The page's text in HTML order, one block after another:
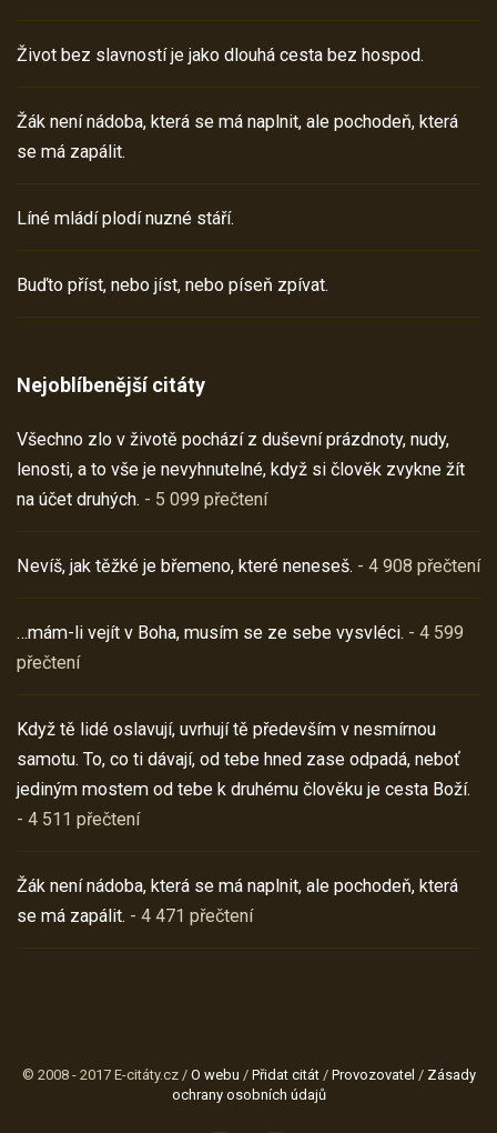
Život bez slavností je jako dlouhá cesta bez hospod.
Žák není nádoba, která se má naplnit, ale pochodeň, která
se má zapálit.
Líné mládí plodí nuzné stáří.
Buďto příst, nebo jíst, nebo píseň zpívat.
Nejoblíbenější citáty
Všechno zlo v životě pochází z duševní prázdnoty, nudy,
lenosti, a to vše je nevyhnutelné, když si člověk zvykne žít
na účet druhých. - 5 099 přečtení
Nevíš, jak těžké je břemeno, které neneseš. - 4 908 přečtení
…mám-li vejít v Boha, musím se ze sebe vysvléci. - 4 599
přečtení
Když tě lidé oslavují, uvrhují tě především v nesmírnou
samotu. To, co ti dávají, od tebe hned zase odpadá, neboť
jediným mostem od tebe k druhému člověku je cesta Boží.
- 4 511 přečtení
Žák není nádoba, která se má naplnit, ale pochodeň, která
se má zapálit. - 4 471 přečtení
© 2008 - 2017 E-citáty.cz / O webu / Přidat citát/ Provozovatel / Zásady
ochrany osobních údajů